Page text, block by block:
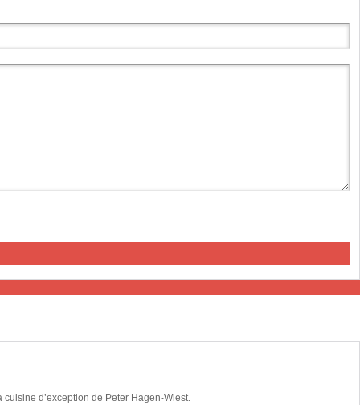
d’exception de Peter Hagen-Wiest.